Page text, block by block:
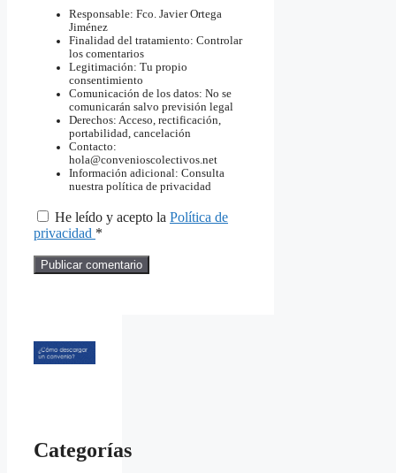
Responsable: Fco. Javier Ortega
Jiménez
Finalidad del tratamiento: Controlar
los comentarios
Legitimación: Tu propio
consentimiento
Comunicación de los datos: No se
comunicarán salvo previsión legal
Derechos: Acceso, rectificación,
portabilidad, cancelación
Contacto:
hola@convenioscolectivos.net
Información adicional: Consulta
nuestra política de privacidad
He leído y acepto la Política de
privacidad *
Categorías